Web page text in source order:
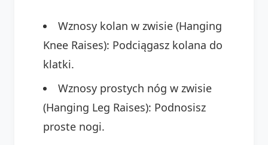
Wznosy kolan w zwisie (Hanging
Knee Raises): Podciągasz kolana do
klatki.
Wznosy prostych nóg w zwisie
(Hanging Leg Raises): Podnosisz
proste nogi.